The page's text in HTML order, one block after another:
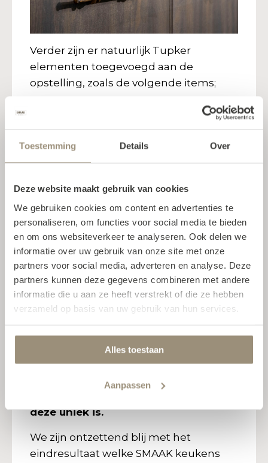
Toestemming Details Over
Deze website maakt gebruik van cookies
We gebruiken cookies om content en advertenties te
personaliseren, om functies voor social media te bieden
en om ons websiteverkeer te analyseren. Ook delen we
informatie over uw gebruik van onze site met onze
partners voor social media, adverteren en analyse. Deze
partners kunnen deze gegevens combineren met andere
informatie die u aan ze heeft verstrekt of die ze hebben
verzameld op basis van uw gebruik van hun services.
Alles toestaan
Aanpassen
Verder zijn er natuurlijk Tupker
elementen toegevoegd aan de
opstelling, zoals de volgende items;
Deze zijn brons gesmeed en getorst in
een vormgeving die doet denken aan
De Spiegel:
Afwerking ‘verouderd brons’
De plank:
Messing, verouderd gepatineerd.
De kookplaat achterwand:
gecombineerd met Dubai gold, waarna
gepleisterd en gepatineerd.
Koop je een Tupker SMAAK keuken
deze uniek is.
We zijn ontzettend blij met het
eindresultaat welke SMAAK keukens